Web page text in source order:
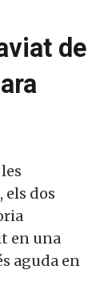
de
els dos
en una
aguda en